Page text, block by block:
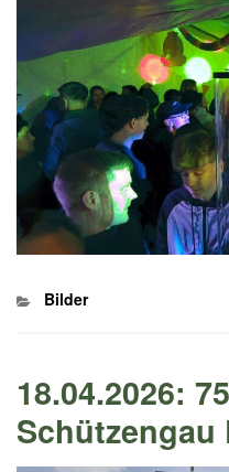
Kategorien
Bilder
18.04.2026:
Schützengau